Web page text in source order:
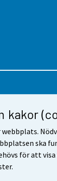
kakor
webbplats.
ska
för att visa